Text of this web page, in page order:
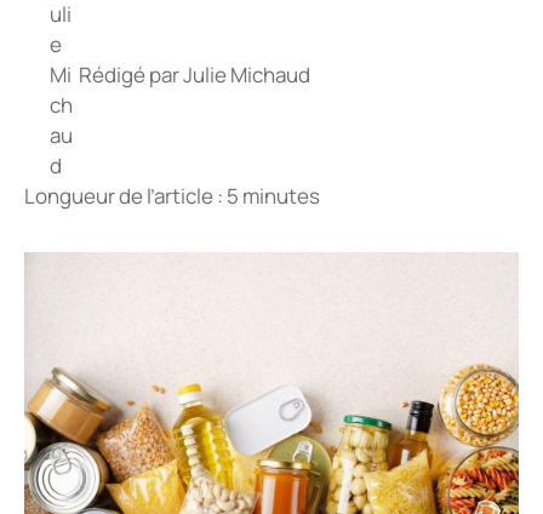
Rédigé parJulie Michaud
Longueur de l’article : 5 minutes